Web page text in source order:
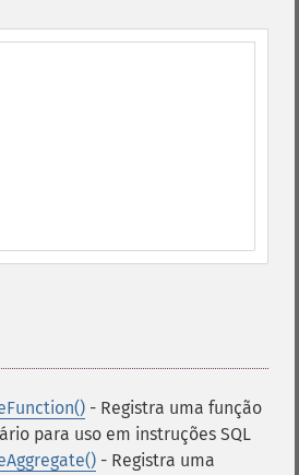
- Registra uma função
para uso em instruções SQL
- Registra uma